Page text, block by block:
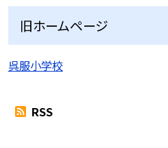
旧ホームページ
呉服小学校
RSS